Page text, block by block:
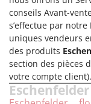
Stiga
Stocker
Sunseeker
T
Tecla
TecnoGen
conseils Avant-
s’effectue par notre
uniques vendeurs
des produits
section des pièces
votre compte client).
Eschenfelder